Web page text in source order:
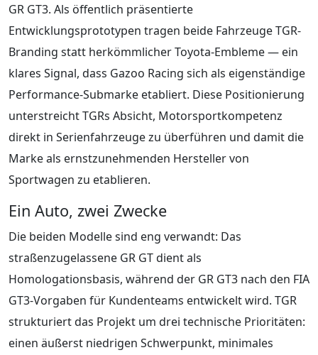
GR GT3. Als öffentlich präsentierte
Entwicklungsprototypen tragen beide Fahrzeuge TGR-
Branding statt herkömmlicher Toyota-Embleme — ein
klares Signal, dass Gazoo Racing sich als eigenständige
Performance-Submarke etabliert. Diese Positionierung
unterstreicht TGRs Absicht, Motorsportkompetenz
direkt in Serienfahrzeuge zu überführen und damit die
Marke als ernstzunehmenden Hersteller von
Sportwagen zu etablieren.
Ein Auto, zwei Zwecke
Die beiden Modelle sind eng verwandt: Das
straßenzugelassene GR GT dient als
Homologationsbasis, während der GR GT3 nach den FIA
GT3-Vorgaben für Kundenteams entwickelt wird. TGR
strukturiert das Projekt um drei technische Prioritäten:
einen äußerst niedrigen Schwerpunkt, minimales